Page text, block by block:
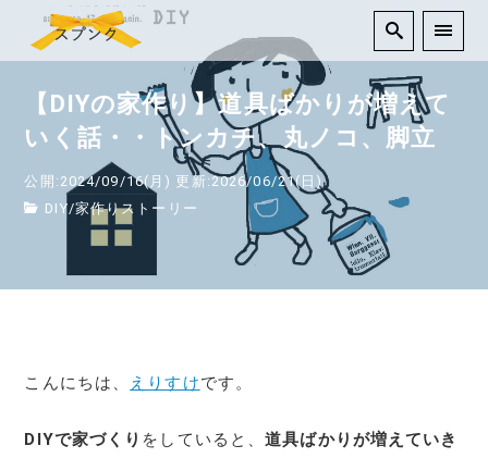
【DIYの家作り】道具ばかりが増えて
いく話・・トンカチ、丸ノコ、脚立
公開:2024/09/16(月) 更新:2026/06/21(日)
DIY/家作りストーリー
こんにちは、 えりすけです。
DIYで家づくり をしていると、道具ばかりが増えていき